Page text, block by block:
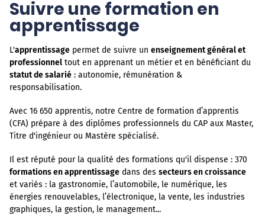
Suivre une formation en
apprentissage
L'apprentissage permet de suivre un enseignement général et
professionnel tout en apprenant un métier et en bénéficiant du
statut de salarié : autonomie, rémunération &
responsabilisation.
Avec 16 650 apprentis, notre Centre de formation d’apprentis
(CFA) prépare à des diplômes professionnels du CAP aux Master,
Titre d'ingénieur ou Mastère spécialisé.
Il est réputé pour la qualité des formations qu'il dispense : 370
formations en apprentissage dans des secteurs en croissance
et variés : la gastronomie, l’automobile, le numérique, les
énergies renouvelables, l’électronique, la vente, les industries
graphiques, la gestion, le management...